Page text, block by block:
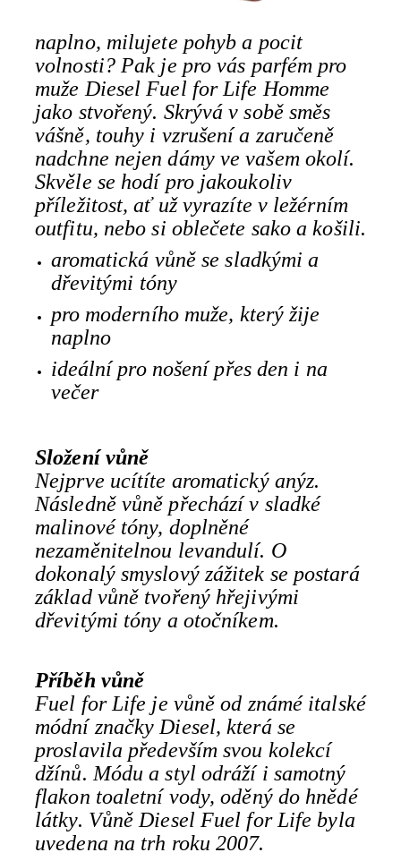
naplno, milujete pohyb a pocit
volnosti? Pak je pro vás parfém pro
muže Diesel Fuel for Life Homme
jako stvořený. Skrývá v sobě směs
vášně, touhy i vzrušení a zaručeně
nadchne nejen dámy ve vašem okolí.
Skvěle se hodí pro jakoukoliv
příležitost, ať už vyrazíte v ležérním
outfitu, nebo si oblečete sako a košili.
aromatická vůně se sladkými a
dřevitými tóny
pro moderního muže, který žije
naplno
ideální pro nošení přes den i na
večer
Složení vůně
Nejprve ucítíte aromatický anýz.
Následně vůně přechází v sladké
malinové tóny, doplněné
nezaměnitelnou levandulí. O
dokonalý smyslový zážitek se postará
základ vůně tvořený hřejivými
dřevitými tóny a otočníkem.
Příběh vůně
Fuel for Life je vůně od známé italské
módní značky Diesel, která se
proslavila především svou kolekcí
džínů. Módu a styl odráží i samotný
flakon toaletní vody, oděný do hnědé
látky. Vůně Diesel Fuel for Life byla
uvedena na trh roku 2007.